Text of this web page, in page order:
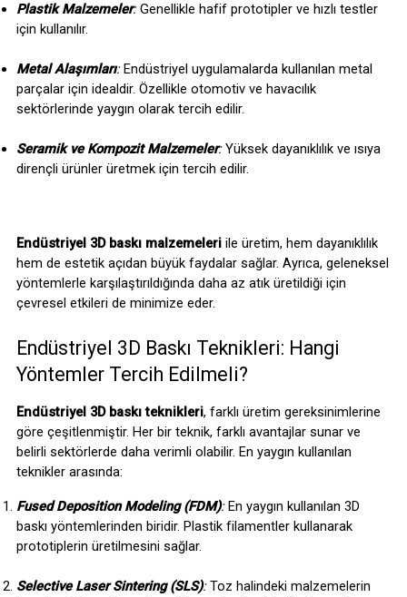
Plastik Malzemeler: Genellikle hafif prototipler ve hızlı testler
için kullanılır.
Metal Alaşımları: Endüstriyel uygulamalarda kullanılan metal
parçalar için idealdir. Özellikle otomotiv ve havacılık
sektörlerinde yaygın olarak tercih edilir.
Seramik ve Kompozit Malzemeler: Yüksek dayanıklılık ve ısıya
dirençli ürünler üretmek için tercih edilir.
Endüstriyel 3D baskı malzemeleri ile üretim, hem dayanıklılık
hem de estetik açıdan büyük faydalar sağlar. Ayrıca, geleneksel
yöntemlerle karşılaştırıldığında daha az atık üretildiği için
çevresel etkileri de minimize eder.
Endüstriyel 3D Baskı Teknikleri: Hangi
Yöntemler Tercih Edilmeli?
Endüstriyel 3D baskı teknikleri, farklı üretim gereksinimlerine
göre çeşitlenmiştir. Her bir teknik, farklı avantajlar sunar ve
belirli sektörlerde daha verimli olabilir. En yaygın kullanılan
teknikler arasında:
Fused Deposition Modeling (FDM): En yaygın kullanılan 3D
baskı yöntemlerinden biridir. Plastik filamentler kullanarak
prototiplerin üretilmesini sağlar.
Selective Laser Sintering (SLS): Toz halindeki malzemelerin